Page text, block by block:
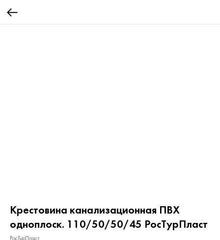
Крестовина канализационная ПВХ
одноплоск. 110/50/50/45 РосТурПласт
РосТурПласт